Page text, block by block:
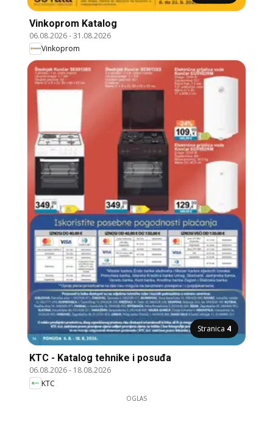
Vinkoprom Katalog
06.08.2026-31.08.2026
Vinkoprom
Stranica 4
KTC - Katalog tehnike i posuđa
06.08.2026- 18.08.2026
KTC
OGLAS